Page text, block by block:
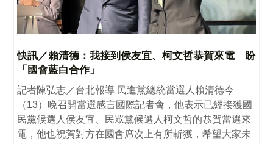
快訊／賴清德：我接到侯友宜、柯文哲恭賀來電 盼
「國會藍白合作」
記者陳弘志／台北報導 民進黨總統當選人賴清德今
（13）晚召開當選感言國際記者會，他表示已經接獲國
民黨候選人侯友宜、民眾黨候選人柯文哲的恭賀當選來
電，他也祝賀對方在國會席次上有所斬獲，希望大家未